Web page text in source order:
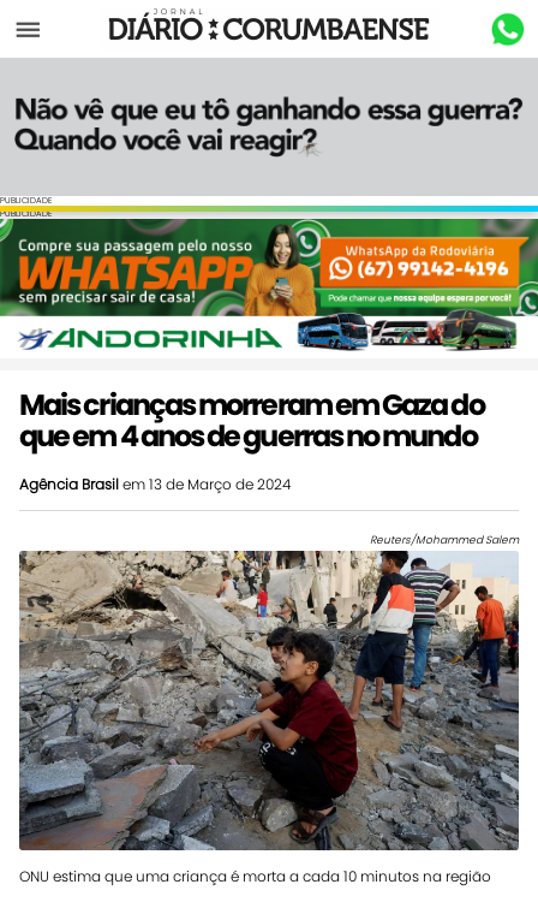
Menu
PUBLICIDADE
PUBLICIDADE
Mais crianças morreram em Gaza do
que em 4 anos de guerras no mundo
Agência Brasilem 13 de Março de 2024
Reuters/Mohammed Salem
ONU estima que uma criança é morta a cada 10 minutos na região